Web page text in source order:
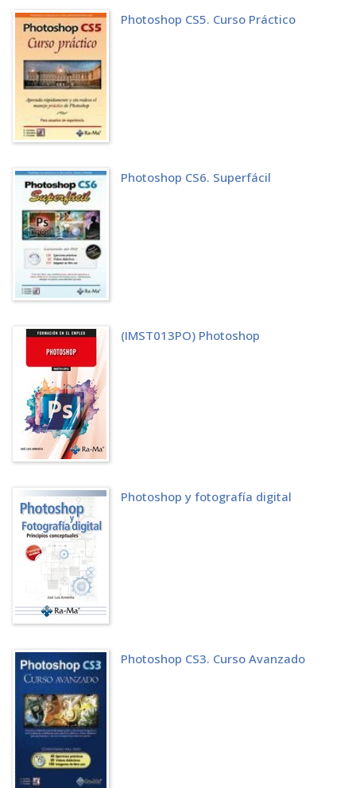
Manejo general de los paneles de ajuste
Corrección de sombras e iluminaciones
Control avanzado del color
Trabajar con imágenes en B/N
Simulación de los colores de impresión
4 Manejo de Filtros
Galería de fi ltros
Filtro Relieve
Filtro Licuar
5 Trabajando con Selecciones
Qué es una Selección
Trabajando con Selecciones
Manejo básico de Selecciones
Selecciones con desvanecimiento
Herramientas de creación de Selecciones
Filtros y Selecciones
Guardar y cargar Selecciones
6 Manejo de capas
Pintar sobre capas
Borrar el contenido de las capas
Modifi cación de la pintura de las capas
Selecciones y capas
Desplazamiento y activación de capas
Transformación de capas
Manejo de capas
Crear capas a partir del Fondo
Recortes reversibles
Trabajando con el portapapeles
Copiar y Copiar combinado
Trabajar con herramientas sobre capas
7 Trabajar con texto
Introducción
Creación de una capa de texto
Trabajando con varias capas de texto
Escribir y modifi car texto
Atributos de texto
8 Ayudas al trabajo
Trabajando con paletas
Dibujo de precisión
Bridge, el gestor de archivos
Ajustes RAW
Agradecimiento
Índice analítico
Photoshop CS5. Curso Práctico
Photoshop CS6. Superfácil
(IMST013PO) Photoshop
Photoshop y fotografía digital
Photoshop CS3. Curso Avanzado